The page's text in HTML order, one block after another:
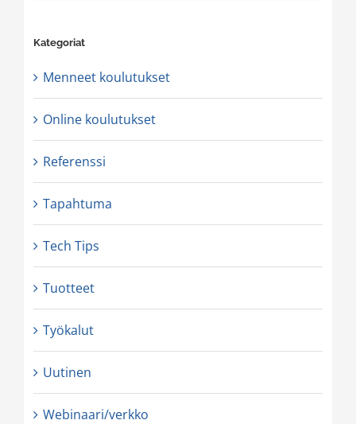
Kategoriat
Menneet koulutukset
Online koulutukset
Referenssi
Tapahtuma
Tech Tips
Tuotteet
Työkalut
Uutinen
Webinaari/verkko